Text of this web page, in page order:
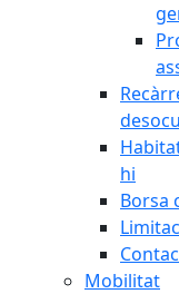
hi
Borsa
Mobilitat